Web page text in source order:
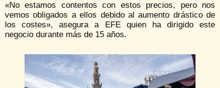
«No estamos contentos con estos precios, pero nos
vemos obligados a ellos debido al aumento drástico de
los costes», asegura a EFE quien ha dirigido este
negocio durante más de 15 años.